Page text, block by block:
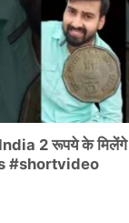
2 रूपये के मिलेंगे
#shortvideo